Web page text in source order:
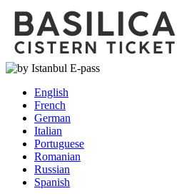
English
French
German
Italian
Portuguese
Romanian
Russian
Spanish